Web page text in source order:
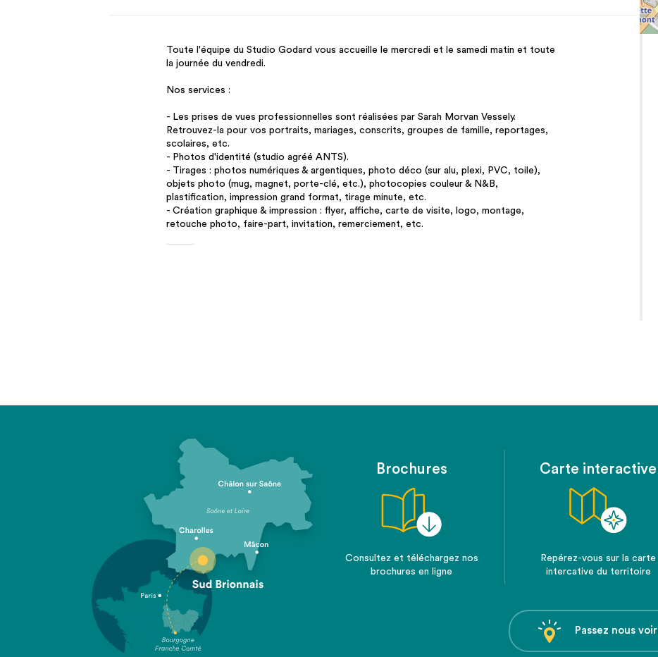
Toute l'équipe du Studio Godard vous accueille le mercredi et le samedi matin et toute
la journée du vendredi.
Nos services :
- Les prises de vues professionnelles sont réalisées par Sarah Morvan Vessely.
Retrouvez-la pour vos portraits, mariages, conscrits, groupes de famille, reportages,
scolaires, etc.
- Photos d'identité (studio agréé ANTS).
- Tirages : photos numériques & argentiques, photo déco (sur alu, plexi, PVC, toile),
objets photo (mug, magnet, porte-clé, etc.), photocopies couleur & N&B,
plastification, impression grand format, tirage minute, etc.
- Création graphique & impression : flyer, affiche, carte de visite, logo, montage,
retouche photo, faire-part, invitation, remerciement, etc.
Brochures
Consultez et téléchargez nos
brochures en ligne
Carte interactive
Repérez-vous sur la carte
intercative du territoire
Passez nous voir